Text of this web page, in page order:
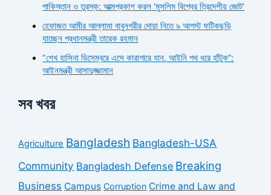
পাকিস্তান ও তুরস্ক: আত্মপ্রকাশ করল ‘মুসলিম বিশ্বের ত্রিদেশীয় জোট’
হেফাজত আমীর আল্লামা বাবুনগরীর দোয়া নিতে ৯ আগস্ট ফটিকছড়ি
যাচ্ছেন প্রধানমন্ত্রী তারেক রহমান
“শেখ হাসিনা ডিসেম্বরে এসে কারাগারে যান, আইনি পথ ধরে হাঁটুক”:
আইনমন্ত্রী আসাদুজ্জামান
সব খবর
Agriculture Bangladesh Bangladesh-USA
Community Bangladesh Defense Breaking
Business Campus Corruption Crime and Law and